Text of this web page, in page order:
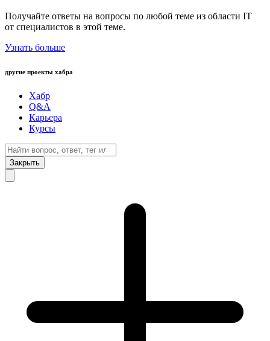
Получайте ответы на вопросы по любой теме из области IT
от специалистов в этой теме.
Узнать больше
другие проекты хабра
Хабр
Q&A
Карьера
Курсы
Закрыть